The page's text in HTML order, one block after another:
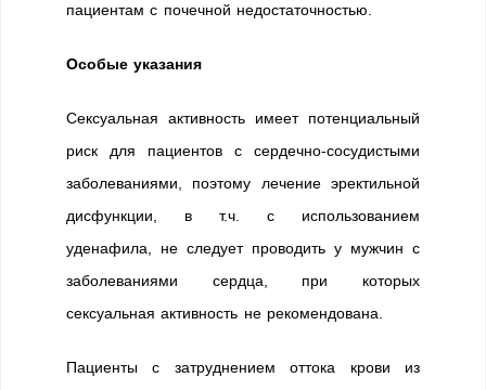
пациентам с почечной недостаточностью.
Особые указания
Сексуальная активность имеет потенциальный
риск для пациентов с сердечно-сосудистыми
заболеваниями, поэтому лечение эректильной
дисфункции, в т.ч. с использованием
уденафила, не следует проводить у мужчин с
заболеваниями сердца, при которых
сексуальная активность не рекомендована.
Пациенты с затруднением оттока крови из